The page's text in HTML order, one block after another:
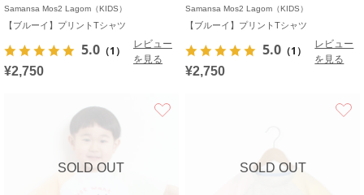
Samansa Mos2 Lagom（KIDS）
【ブルーイ】プリントTシャツ
5.0 （1）
レビュー
を見る
¥2,750
Samansa Mos2 Lagom（KIDS）
【ブルーイ】プリントTシャツ
5.0 （1）
レビュー
を見る
¥2,750
SOLD OUT SOLD OUT